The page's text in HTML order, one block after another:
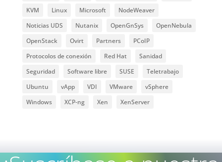
KVM
Linux Microsoft
NodeWeaver
Noticias UDS
Nutanix OpenGnSys
OpenNebula
OpenStack
Ovirt Partners
PCoIP
Protocolos de conexión
Red Hat
Sanidad
Seguridad
Software libre SUSE
Teletrabajo
Ubuntu
vApp VDI VMware
vSphere
Windows
XCP-ng Xen XenServer